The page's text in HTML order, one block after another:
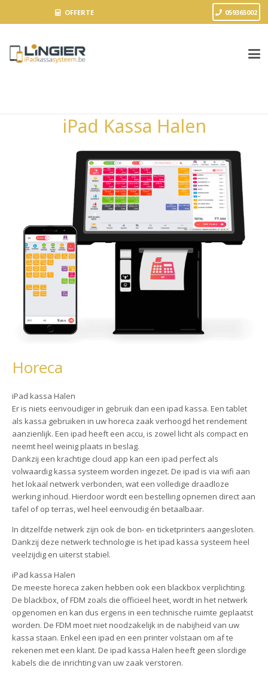
OFFERTE 059365002
iPad Kassa Halen
Horeca
iPad kassa Halen
Er is niets eenvoudiger in gebruik dan een ipad kassa. Een tablet
als kassa gebruiken in uw horeca zaak verhoogd het rendement
aanzienlijk. Een ipad heeft een accu, is zowel licht als compact en
neemt heel weinig plaats in beslag.
Dankzij een krachtige cloud app kan een ipad perfect als
volwaardig kassa systeem worden ingezet. De ipad is via wifi aan
het lokaal netwerk verbonden, wat een volledige draadloze
werking inhoud. Hierdoor wordt een bestelling opnemen direct aan
tafel of op terras, wel heel eenvoudig én betaalbaar.
In ditzelfde netwerk zijn ook de bon- en ticketprinters aangesloten.
Dankzij deze netwerk technologie is het ipad kassa systeem heel
veelzijdig en uiterst stabiel.
iPad kassa Halen
De meeste horeca zaken hebben ook een blackbox verplichting.
De blackbox, of FDM zoals die officieel heet, wordt in het netwerk
opgenomen en kan dus ergens in een technische ruimte geplaatst
worden. De FDM moet niet noodzakelijk in de nabijheid van uw
kassa staan. Enkel een ipad en een printer volstaan om af te
rekenen met een klant. De ipad kassa Halen heeft geen slordige
kabels die de inrichting van uw zaak verstoren.